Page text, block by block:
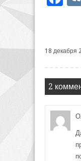
18 декабря
2